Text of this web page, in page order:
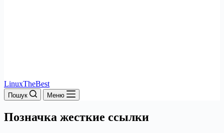
LinuxTheBest
Пошук Меню
Позначка жесткие ссылки